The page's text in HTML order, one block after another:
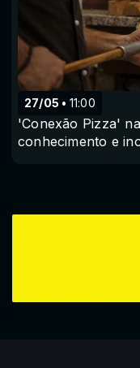
27/05 11:00
'Conexão Pizza'
conhecimento e